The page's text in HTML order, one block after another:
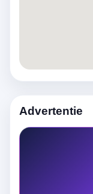
Advertentie